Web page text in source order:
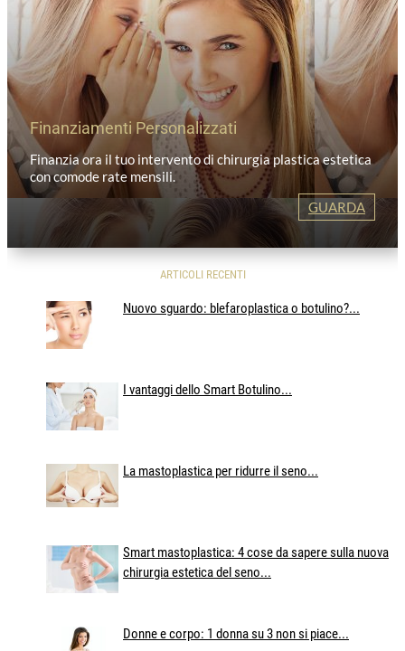
Finanziamenti Personalizzati
Finanzia ora il tuo intervento di chirurgia plastica estetica
con comode rate mensili.
GUARDA
ARTICOLI RECENTI
Nuovo sguardo: blefaroplastica o botulino?...
I vantaggi dello Smart Botulino...
La mastoplastica per ridurre il seno...
Smart mastoplastica: 4 cose da sapere sulla nuova
chirurgia estetica del seno...
Donne e corpo: 1 donna su 3 non si piace...